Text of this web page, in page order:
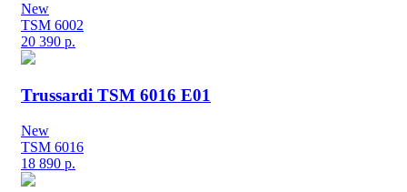
New
TSM 6002
20 390 р.
Trussardi TSM 6016 E01
New
TSM 6016
18 890 р.